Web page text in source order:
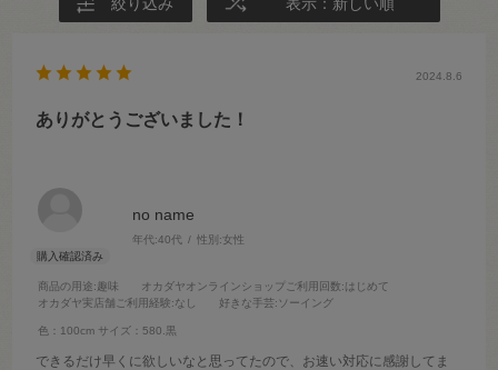
no name
年代:40代 性別:女性
商品の用途:趣味 オカダヤオンラインショップご利用回数:はじめて
オカダヤ実店舗ご利用経験:なし 好きな手芸:ソーイング
色：100cm サイズ：580.黒
2024.8.6
ありがとうございました！
できるだけ早くに欲しいなと思ってたので、お速い対応に感謝してま